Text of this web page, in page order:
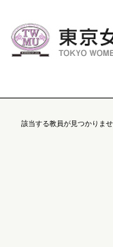
該当する教員が見つかりませ